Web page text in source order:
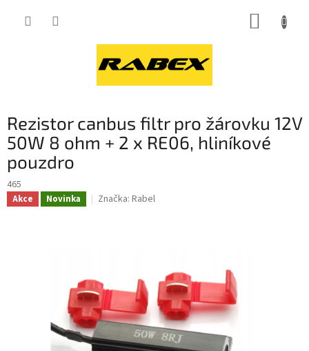
Rezistor canbus filtr pro žárovku 12V
50W 8 ohm + 2 x RE06, hliníkové
pouzdro
465
Akce Novinka Značka: Rabel